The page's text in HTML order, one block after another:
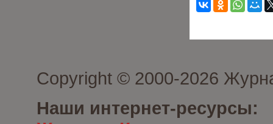
Copyright © 2000-2026
Наши интернет-ресурсы: